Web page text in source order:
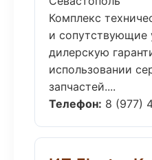
Комплекс
и сопутствующие
дилерскую
использовании
запчастей....
Телефон: 8 (977)